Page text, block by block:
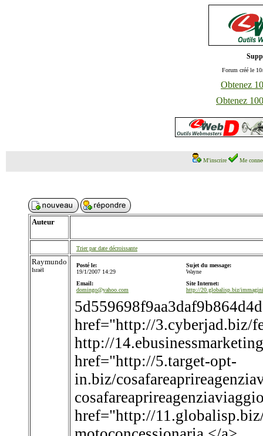
Forum créé le
Obtenez
Obtenez
M'inscrire Me
Auteur
Trier par date décroissante
Raymundo
Israël
Posté le:
19/1/2007 14:29
Sujet du message:
Wayne
Email:
domingo@yahoo.com
Site Internet:
http://20.globalisp.biz/
href="http://3.cyberjad.biz/
http://
href="http://5.target-opt-
in.biz/
href="http://